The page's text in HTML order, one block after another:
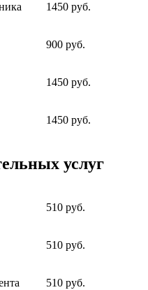
1450 руб.
900 руб.
1450 руб.
1450 руб.
услуг
510 руб.
510 руб.
510 руб.